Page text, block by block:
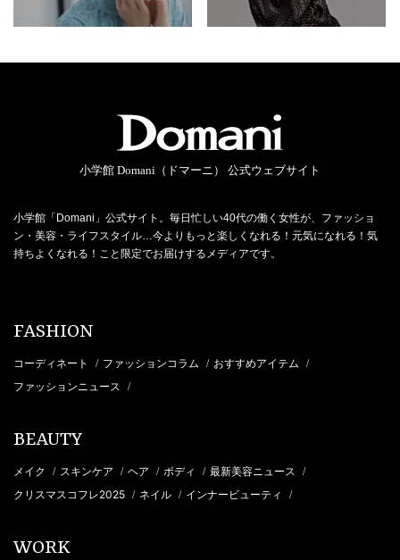
小学館 Domani（ドマーニ） 公式ウェブサイト
小学館「Domani」公式サイト。毎日忙しい40代の働く女性が、ファッショ
ン・美容・ライフスタイル…今よりもっと楽しくなれる！元気になれる！気
持ちよくなれる！こと限定でお届けするメディアです。
FASHION
コーディネート / ファッションコラム / おすすめアイテム /
ファッションニュース /
BEAUTY
メイク / スキンケア / ヘア / ボディ / 最新美容ニュース /
クリスマスコフレ2025 / ネイル / インナービューティ /
WORK